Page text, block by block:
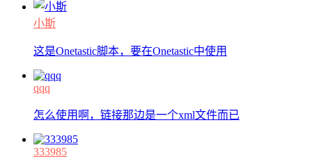
小斯
这是Onetastic脚本，要在Onetastic中使用
qqq
怎么使用啊，链接那边是一个xml文件而已
333985